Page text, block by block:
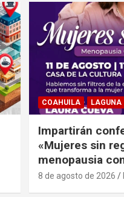
COAHUILA LAGUNA
Impartirán
«Mujeres sin
menopausia
8 de agosto de 2026